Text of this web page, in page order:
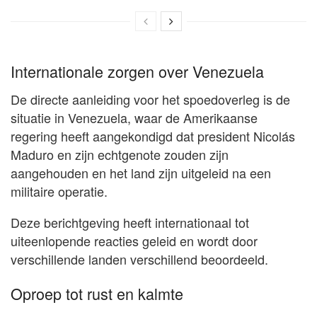
Internationale zorgen over Venezuela
De directe aanleiding voor het spoedoverleg is de
situatie in Venezuela, waar de Amerikaanse
regering heeft aangekondigd dat president Nicolás
Maduro en zijn echtgenote zouden zijn
aangehouden en het land zijn uitgeleid na een
militaire operatie.
Deze berichtgeving heeft internationaal tot
uiteenlopende reacties geleid en wordt door
verschillende landen verschillend beoordeeld.
Oproep tot rust en kalmte